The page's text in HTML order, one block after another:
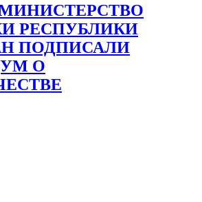
РЕСПУБЛИКИ
ПОДПИСАЛИ
О